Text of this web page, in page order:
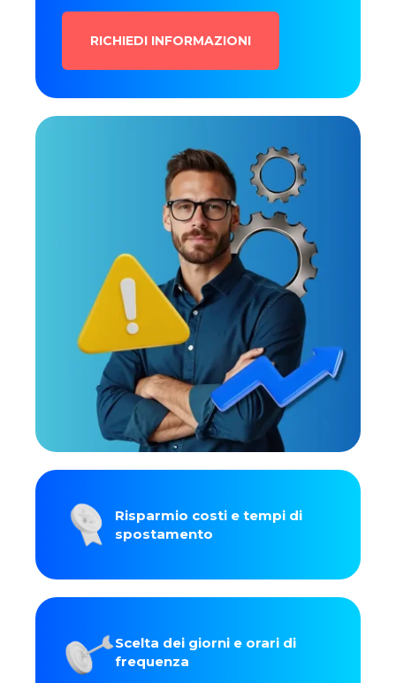
RICHIEDI INFORMAZIONI
Risparmio costi e tempi di
spostamento
Scelta dei giorni e orari di
frequenza